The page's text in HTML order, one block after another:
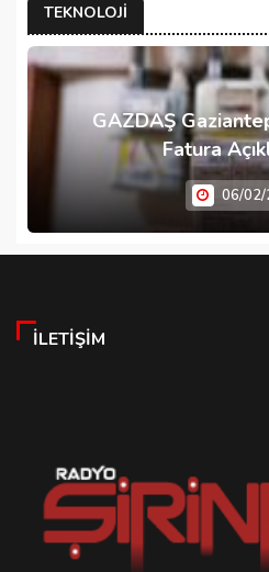
TEKNOLOJI
GAZDAŞ
Fatura
06/02/
İLETIŞIM